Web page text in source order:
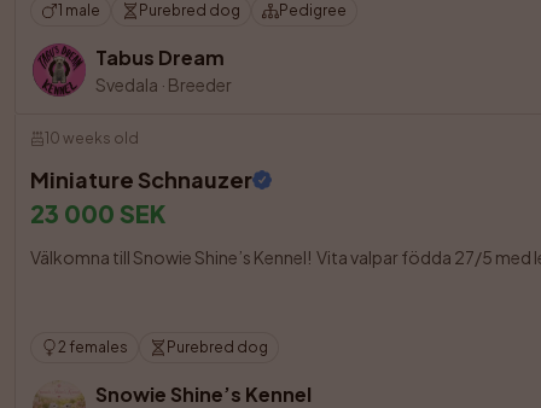
1 male Purebred dog Pedigree
Tabus Dream
Svedala · Breeder
10 weeks old
Miniature Schnauzer
23 000 SEK
Välkomna till Snowie Shine’s Kennel!  Vita valpar födda 27/5
2 females Purebred dog
Snowie Shine’s Kennel